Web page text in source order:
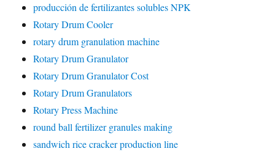
producción de fertilizantes solubles NPK
Rotary Drum Cooler
rotary drum granulation machine
Rotary Drum Granulator
Rotary Drum Granulator Cost
Rotary Drum Granulators
Rotary Press Machine
round ball fertilizer granules making
sandwich rice cracker production line